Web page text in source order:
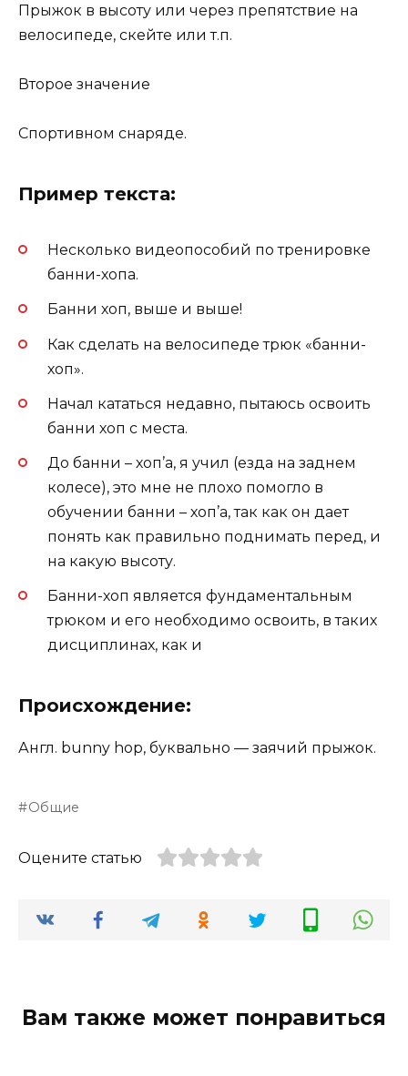
Прыжок в высоту или через препятствие на
велосипеде, скейте или т.п.
Второе значение
Спортивном снаряде.
Пример текста:
Несколько видеопособий по тренировке
банни-хопа.
Банни хоп, выше и выше!
Как сделать на велосипеде трюк «банни-
хоп».
Начал кататься недавно, пытаюсь освоить
банни хоп с места.
До банни – хоп’а, я учил (езда на заднем
колесе), это мне не плохо помогло в
обучении банни – хоп’а, так как он дает
понять как правильно поднимать перед, и
на какую высоту.
Банни-хоп является фундаментальным
трюком и его необходимо освоить, в таких
дисциплинах, как и
Происхождение:
Англ. bunny hop, буквально — заячий прыжок.
Общие
Оцените статью
Вам также может понравиться